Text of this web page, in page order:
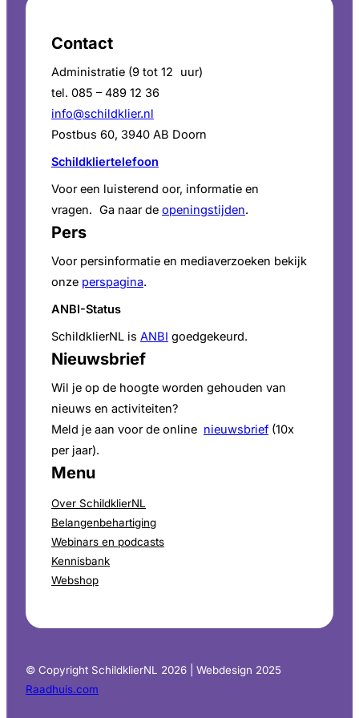
Contact
Administratie (9 tot 12 uur)
tel. 085 – 489 12 36
info@schildklier.nl
Postbus 60, 3940 AB Doorn
Schildkliertelefoon
Voor een luisterend oor, informatie en
vragen. Ga naar de openingstijden.
Pers
Voor persinformatie en mediaverzoeken bekijk
onze perspagina.
ANBI-Status
SchildklierNL is ANBI goedgekeurd.
Nieuwsbrief
Wil je op de hoogte worden gehouden van
nieuws en activiteiten?
Meld je aan voor de online nieuwsbrief (10x
per jaar).
Menu
Over SchildklierNL
Belangenbehartiging
Webinars en podcasts
Kennisbank
Webshop
© Copyright SchildklierNL 2026 | Webdesign 2025
Raadhuis.com